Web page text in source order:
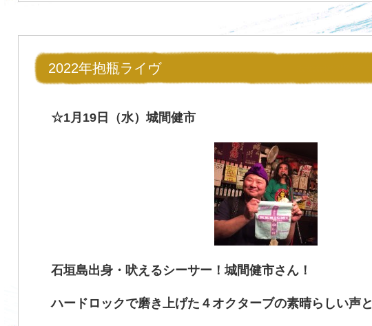
2022年抱瓶ライヴ
☆1月19日（水）城間健市
石垣島出身・吠えるシーサー！城間健市さん！
ハードロックで磨き上げた４オクターブの素晴らしい声と